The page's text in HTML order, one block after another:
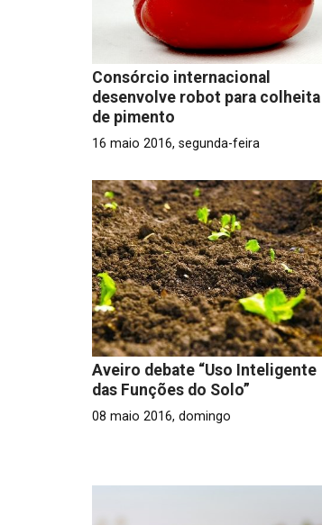
Consórcio internacional
desenvolve robot para colheita
de pimento
16 maio 2016, segunda-feira
Aveiro debate “Uso Inteligente
das Funções do Solo”
08 maio 2016, domingo